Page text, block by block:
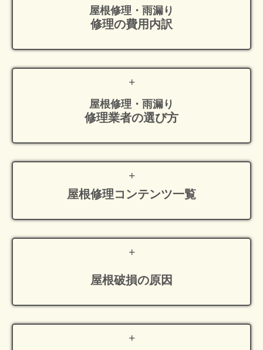
屋根修理・雨漏り
修理の費用内訳
屋根修理・雨漏り
修理業者の選び方
屋根修理コンテンツ一覧
屋根破損の原因